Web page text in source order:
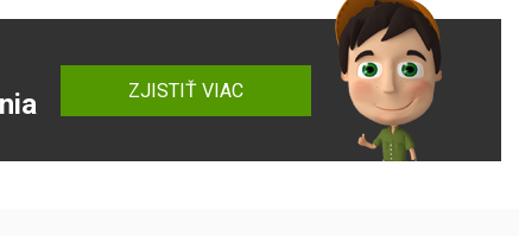
ZJISTIŤ VIAC